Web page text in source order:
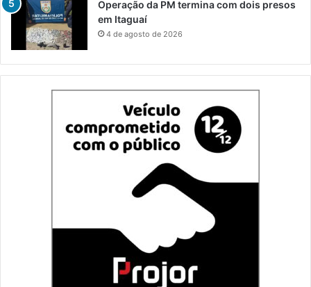
Operação da PM termina com dois presos
em Itaguaí
4 de agosto de 2026